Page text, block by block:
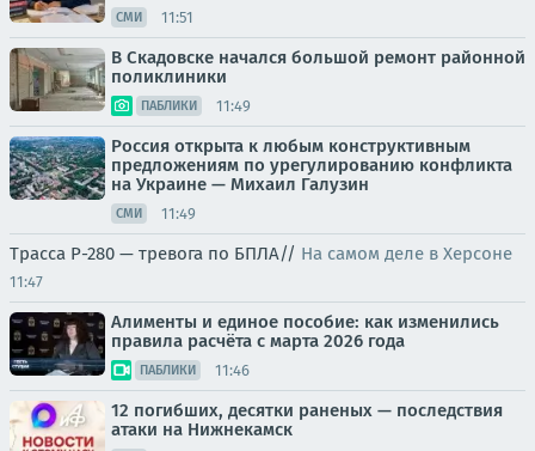
СМИ 11:51
В Скадовске начался большой ремонт районной
поликлиники
ПАБЛИКИ 11:49
Россия открыта к любым конструктивным
предложениям по урегулированию конфликта
на Украине — Михаил Галузин
СМИ 11:49
Трасса Р-280 — тревога по БПЛА// На самом деле в Херсоне
11:47
Алименты и единое пособие: как изменились
правила расчёта с марта 2026 года
ПАБЛИКИ 11:46
12 погибших, десятки раненых — последствия
атаки на Нижнекамск